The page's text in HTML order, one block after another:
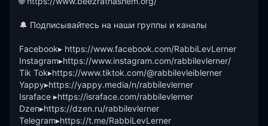
🔔 Подписывайтесь на наши группы и каналы
Facebook▸ https://www.facebook.com/RabbiLevLerner
Instagram▸https://www.instagram.com/rabbilevlerner/
Tik Tok▸https://www.tiktok.com/@rabbilevleiblerner
Yappy▸https://yappy.media/n/rabbilevlerner
Israface ▸https://israface.com/rabbilevlerner
Dzen▸https://dzen.ru/rabbilevlerner
Telegram▸https://t.me/RabbiLevLerner